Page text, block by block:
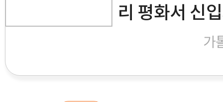
리 평화서 신
가